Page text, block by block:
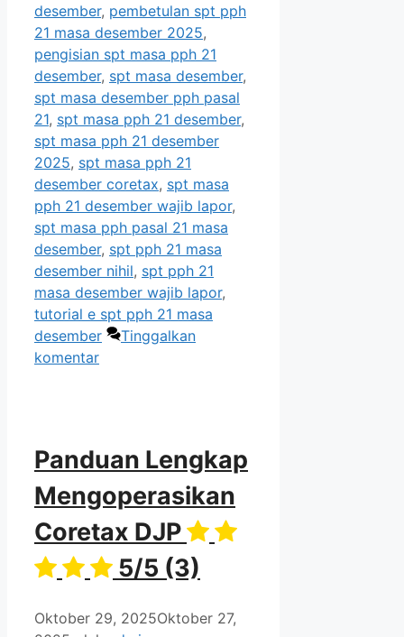
desember, pembetulan spt pph
21 masa desember 2025,
pengisian spt masa pph 21
desember, spt masa desember,
spt masa desember pph pasal
21, spt masa pph 21 desember,
spt masa pph 21 desember
2025, spt masa pph 21
desember coretax, spt masa
pph 21 desember wajib lapor,
spt masa pph pasal 21 masa
desember, spt pph 21 masa
desember nihil, spt pph 21
masa desember wajib lapor,
tutorial e spt pph 21 masa
desember
Tinggalkan
komentar
Panduan Lengkap
Mengoperasikan
Coretax DJP
5/5 (3)
Oktober 29, 2025Oktober 27,